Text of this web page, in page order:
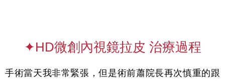
✦HD微創內視鏡拉皮 治療過程
手術當天我非常緊張，但是術前蕭院長再次慎重的跟